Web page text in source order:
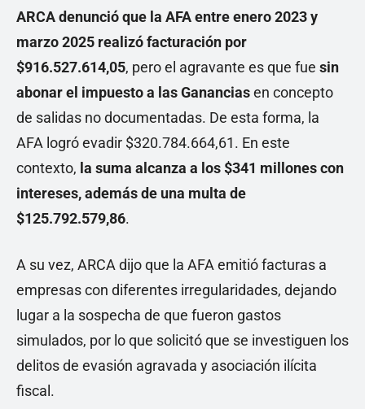
ARCA denunció que la AFA entre enero 2023 y
marzo 2025 realizó facturación por
$916.527.614,05, pero el agravante es que fue sin
abonar el impuesto a las Gananciasen concepto
de salidas no documentadas. De esta forma, la
AFA logró evadir $320.784.664,61. En este
contexto, la suma alcanza a los $341 millones con
intereses, además de una multa de
$125.792.579,86.
A su vez, ARCA dijo que la AFA emitió facturas a
empresas con diferentes irregularidades, dejando
lugar a la sospecha de que fueron gastos
simulados, por lo que solicitó que se investiguen los
delitos de evasión agravada y asociación ilícita
fiscal.